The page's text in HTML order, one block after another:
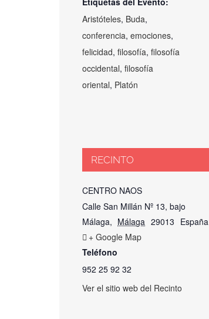
Aristóteles, Buda,
conferencia, emociones,
felicidad, filosofía, filosofía
occidental, filosofía
oriental, Platón
RECINTO
CENTRO NAOS
Calle San Millán Nº 13, bajo
Málaga, Málaga 29013 España
+ Google Map
Teléfono
952 25 92 32
Ver el sitio web del Recinto